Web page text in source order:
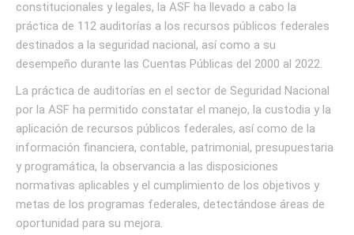
constitucionales y legales, la ASF ha llevado a cabo la
práctica de 112 auditorías a los recursos públicos federales
destinados a la seguridad nacional, así como a su
desempeño durante las Cuentas Públicas del 2000 al 2022.
La práctica de auditorías en el sector de Seguridad Nacional
por la ASF ha permitido constatar el manejo, la custodia y la
aplicación de recursos públicos federales, así como de la
información financiera, contable, patrimonial, presupuestaria
y programática, la observancia a las disposiciones
normativas aplicables y el cumplimiento de los objetivos y
metas de los programas federales, detectándose áreas de
oportunidad para su mejora.